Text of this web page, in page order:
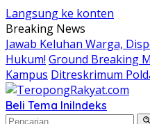
Langsung ke konten
Breaking News
Jawab Keluhan Warga,
Hukum! Ground Breaking
Kampus Ditreskrimum
Beli Tema IniIndeks